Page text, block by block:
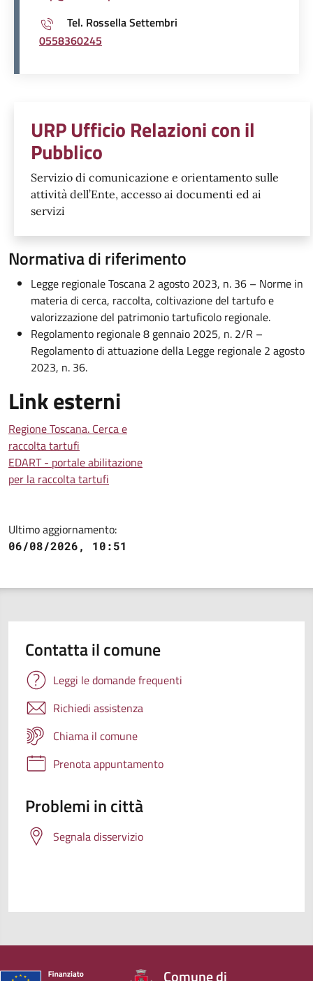
Tel. Rossella Settembri
0558360245
Unità organizzativa
URP Ufficio Relazioni con il
Pubblico
Servizio di comunicazione e orientamento sulle
attività dell’Ente, accesso ai documenti ed ai
servizi
Normativa di riferimento
Legge regionale Toscana 2 agosto 2023, n. 36 – Norme in
materia di cerca, raccolta, coltivazione del tartufo e
valorizzazione del patrimonio tartuficolo regionale.
Regolamento regionale 8 gennaio 2025, n. 2/R –
Regolamento di attuazione della Legge regionale 2 agosto
2023, n. 36.
Link esterni
Regione Toscana. Cerca e
raccolta tartufi
EDART - portale abilitazione
per la raccolta tartufi
Ultimo aggiornamento:
06/08/2026, 10:51
Contatta il comune
Leggi le domande frequenti
Richiedi assistenza
Chiama il comune
Prenota appuntamento
Problemi in città
Segnala disservizio
Comune di